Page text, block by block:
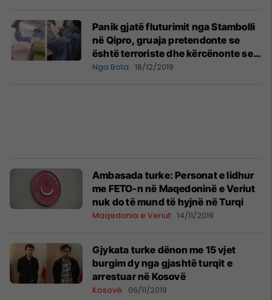
Panik gjatë fluturimit nga Stambolli
në Qipro, gruaja pretendonte se
është terroriste dhe kërcënonte se
do ta hedh në erë aeroplanin
Nga Bota 18/12/2019
Ambasada turke: Personat e lidhur
me FETO-n në Maqedoninë e Veriut
nuk do të mund të hyjnë në Turqi
Maqedonia e Veriut 14/11/2019
Gjykata turke dënon me 15 vjet
burgim dy nga gjashtë turqit e
arrestuar në Kosovë
Kosovë 06/11/2019